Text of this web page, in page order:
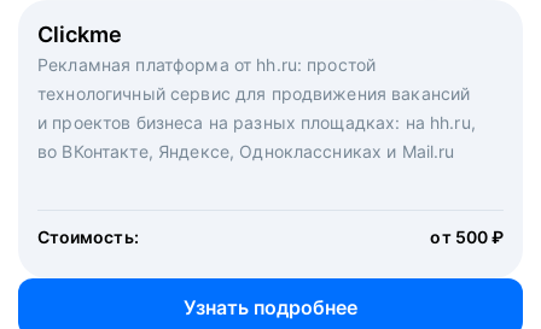
Clickme
Рекламная платформа от hh.ru: простой
технологичный сервис для продвижения вакансий
и проектов бизнеса на разных площадках: на hh.ru,
во ВКонтакте, Яндексе, Одноклассниках и Mail.ru
Стоимость: от 500 ₽
Узнать подробнее
Вакансия дня
Рекламный формат для вакансий на главной странице
hh.ru. Увеличивает количество откликов
Массовый подбор под ключ. Решите, сколько
кандидатов и когда вам нужно, и за дело возьмутся
маркетологи, рекрутеры и проектные менеджеры
hh.ru с целым набором digital-инструментов